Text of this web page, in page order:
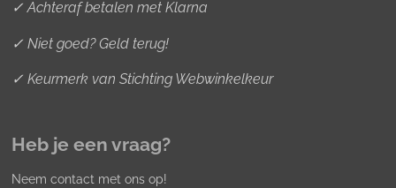
✓ Achteraf betalen met Klarna
✓ Niet goed? Geld terug!
✓ Keurmerk van Stichting Webwinkelkeur
Heb je een vraag?
Neem contact met ons op!